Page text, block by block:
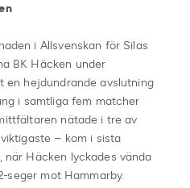
i Allsvenskan för Silas
BK Häcken under
en hejdundrande avslutning
i samtliga fem matcher
nätade i tre av
– kom i sista
när Häcken lyckades vända
seger mot Hammarby.